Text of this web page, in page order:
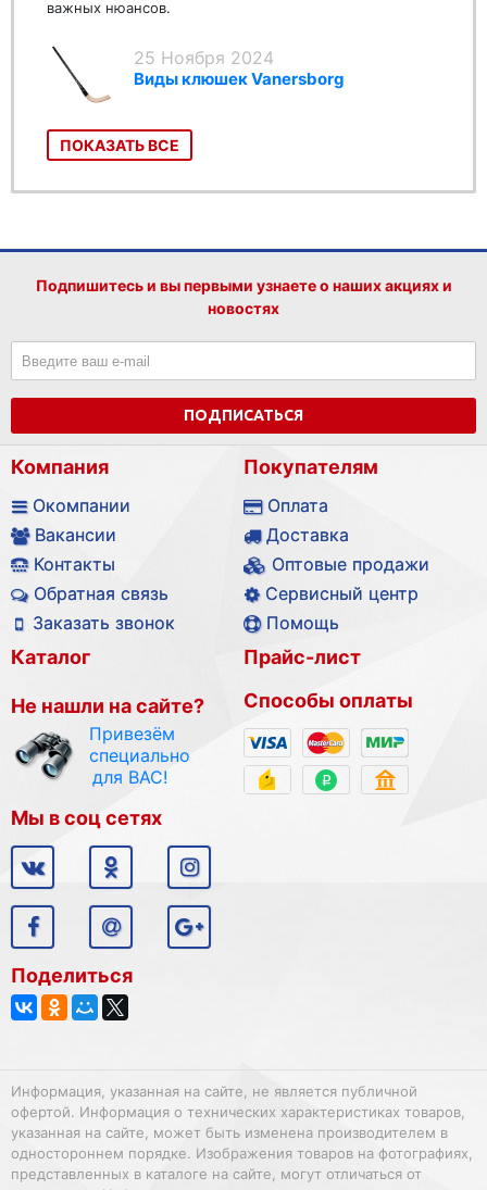
важных нюансов.
25 Ноября 2024
Виды клюшек Vanersborg
ПОКАЗАТЬ ВСЕ
Подпишитесь и вы первыми узнаете о наших акциях и
новостях
ПОДПИСАТЬСЯ
Компания
Окомпании
Вакансии
Контакты
Обратная связь
Заказать звонок
Покупателям
Оплата
Доставка
Оптовые продажи
Сервисный центр
Помощь
Каталог
Не нашли на сайте?
Привезём
специально
для ВАС!
Прайс-лист
Способы оплаты
Мы в соц сетях
Поделиться
Информация, указанная на сайте, не является публичной
офертой. Информация о технических характеристиках товаров,
указанная на сайте, может быть изменена производителем в
одностороннем порядке. Изображения товаров на фотографиях,
представленных в каталоге на сайте, могут отличаться от